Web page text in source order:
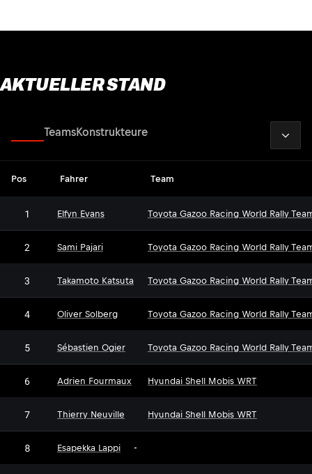
AKTUELLER STAND
TeamsKonstrukteure
Pos Fahrer Team
1 Elfyn Evans Toyota Gazoo Racing World Rally
2 Sami Pajari Toyota Gazoo Racing World Rally
3 Takamoto Katsuta Toyota Gazoo Racing World Rally
4 Oliver Solberg Toyota Gazoo Racing World Rally
5 Sébastien Ogier Toyota Gazoo Racing World Rally
6 Adrien Fourmaux Hyundai Shell Mobis WRT
7 Thierry Neuville Hyundai Shell Mobis WRT
8 Esapekka Lappi -